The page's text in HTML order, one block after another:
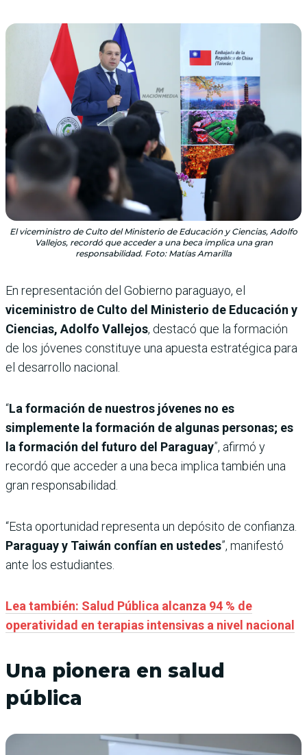
El viceministro de Culto del Ministerio de Educación y Ciencias, Adolfo
Vallejos, recordó que acceder a una beca implica una gran
responsabilidad. Foto: Matías Amarilla
En representación del Gobierno paraguayo, el
viceministro de Culto del Ministerio de Educación y
Ciencias, Adolfo Vallejos, destacó que la formación
de los jóvenes constituye una apuesta estratégica para
el desarrollo nacional.
“La formación de nuestros jóvenes no es
simplemente la formación de algunas personas; es
la formación del futuro del Paraguay”, afirmó y
recordó que acceder a una beca implica también una
gran responsabilidad.
“Esta oportunidad representa un depósito de confianza.
Paraguay y Taiwán confían en ustedes”, manifestó
ante los estudiantes.
Lea también: Salud Pública alcanza 94 % de
operatividad en terapias intensivas a nivel nacional
Una pionera en salud
pública